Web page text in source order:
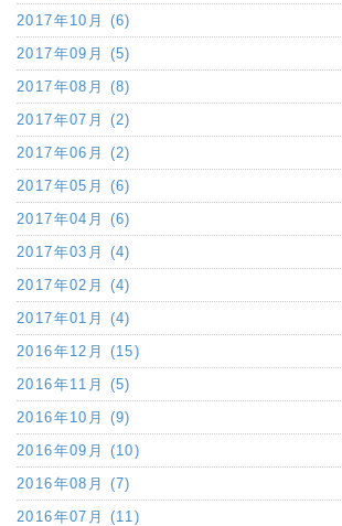
2017年10月 (6)
2017年09月 (5)
2017年08月 (8)
2017年07月 (2)
2017年06月 (2)
2017年05月 (6)
2017年04月 (6)
2017年03月 (4)
2017年02月 (4)
2017年01月 (4)
2016年12月 (15)
2016年11月 (5)
2016年10月 (9)
2016年09月 (10)
2016年08月 (7)
2016年07月 (11)